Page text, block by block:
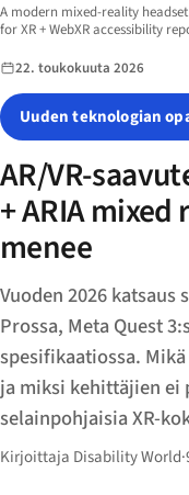
Image description:
A modern mixed-reality
for XR + WebXR accessibility
22. toukokuuta 2026
Uuden teknologian
AR/VR-
+ ARIA
menee
Vuoden 2026
Prossa, Meta Quest
spesifikaatiossa.
ja miksi kehittäjien
selainpohjaisia XR-
Kirjoittaja Disability World·